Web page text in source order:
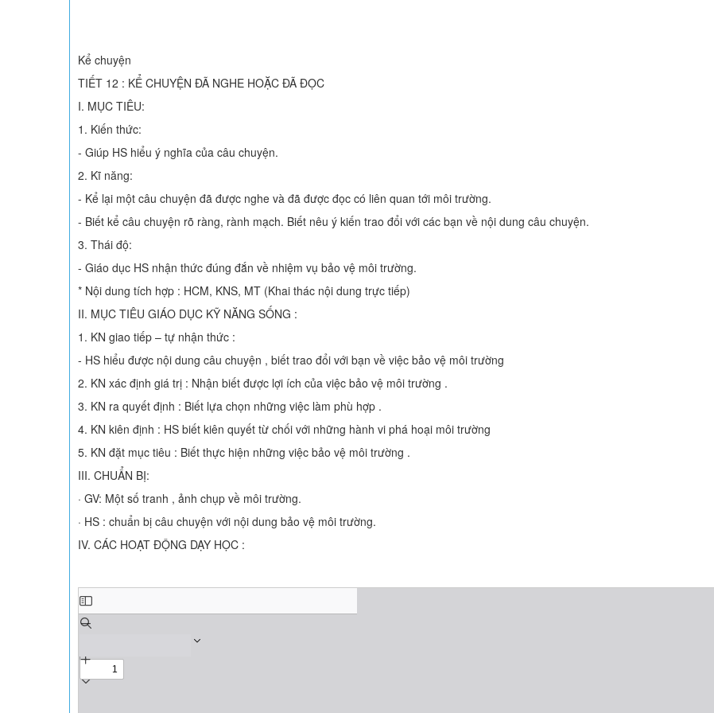
Kể chuyện
TIẾT 12 : KỂ CHUYỆN ĐÃ NGHE HOẶC ĐÃ ĐỌC
I. MỤC TIÊU:
1. Kiến thức:
- Giúp HS hiểu ý nghĩa của câu chuyện.
2. Kĩ năng:
- Kể lại một câu chuyện đã được nghe và đã được đọc có liên quan tới môi trường.
- Biết kể câu chuyện rõ ràng, rành mạch. Biết nêu ý kiến trao đổi với các bạn về nội dung câu chuyện.
3. Thái độ:
- Giáo dục HS nhận thức đúng đắn về nhiệm vụ bảo vệ môi trường.
* Nội dung tích hợp : HCM, KNS, MT (Khai thác nội dung trực tiếp)
II. MỤC TIÊU GIÁO DỤC KỸ NĂNG SỐNG :
1. KN giao tiếp – tự nhận thức :
- HS hiểu được nội dung câu chuyện , biết trao đổi với bạn về việc bảo vệ môi trường
2. KN xác định giá trị : Nhận biết được lợi ích của việc bảo vệ môi trường .
3. KN ra quyết định : Biết lựa chọn những việc làm phù hợp .
4. KN kiên định : HS biết kiên quyết từ chối với những hành vi phá hoại môi trường
5. KN đặt mục tiêu : Biết thực hiện những việc bảo vệ môi trường .
III. CHUẨN BỊ:
· GV: Một số tranh , ảnh chụp về môi trường.
· HS : chuẩn bị câu chuyện với nội dung bảo vệ môi trường.
IV. CÁC HOẠT ĐỘNG DẠY HỌC :